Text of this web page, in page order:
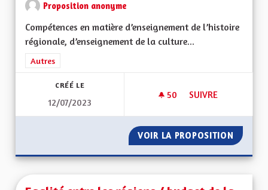
Proposition anonyme
Compétences en matière d’enseignement de l’histoire
régionale, d’enseignement de la culture...
Filtrer les résultats de la catégorie : Autres
Autres
CRÉÉ LE
12/07/2023
50 50 ABONNÉS
SUIVRE
VOIR LA PROPOSITION